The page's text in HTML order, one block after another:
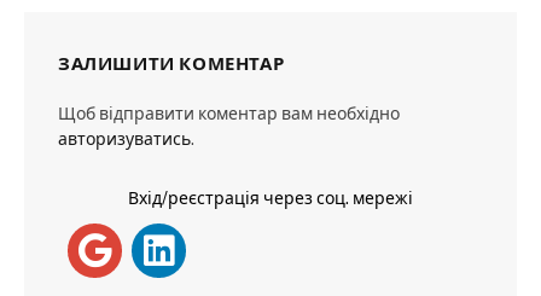
ЗАЛИШИТИ КОМЕНТАР
Щоб відправити коментар вам необхідно
авторизуватись.
Вхід/реєстрація через соц. мережі